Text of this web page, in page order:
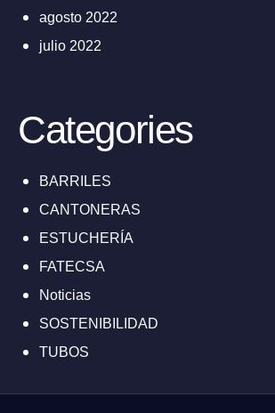
agosto 2022
julio 2022
Categories
BARRILES
CANTONERAS
ESTUCHERÍA
FATECSA
Noticias
SOSTENIBILIDAD
TUBOS